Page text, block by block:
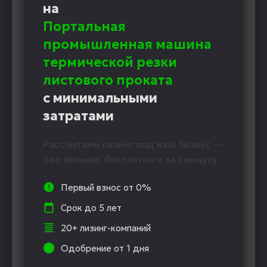
на
Портальная
промышленная машина
термической резки
листового проката
с минимальными
затратами
Рассчитаем лизинг под ваш бизнес —
без звонков, бесплатно и за 1 минуту
Первый взнос от 0%
Срок до 5 лет
20+ лизинг-компаний
Одобрение от 1 дня